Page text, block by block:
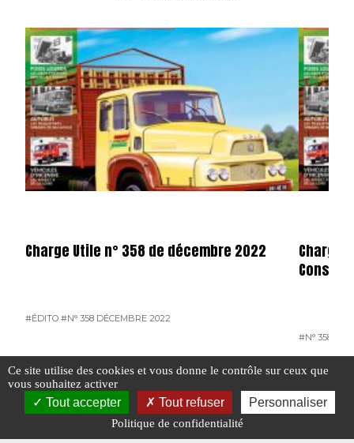
Charge Utile n° 358 de décembre 2022
#ÉDITO #N° 358 DÉCEMBRE 2022
Charge
#N° 358
#TRANSPORT EN COMMUN
Ce site utilise des cookies et vous donne le contrôle sur ceux que
vous souhaitez activer
Tout accepter Tout refuser Personnaliser
Politique de confidentialité